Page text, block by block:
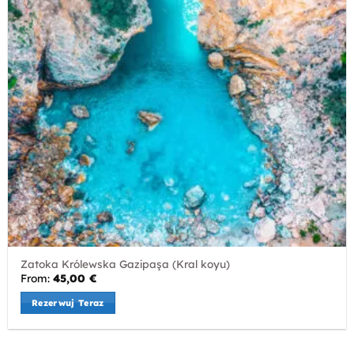
Zatoka Królewska Gazipaşa (Kral koyu)
From:45,00€
Rezerwuj Teraz